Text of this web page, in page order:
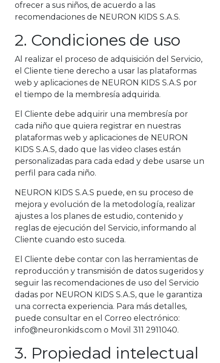
ofrecer a sus niños, de acuerdo a las
recomendaciones de NEURON KIDS S.A.S.
2. Condiciones de uso
Al realizar el proceso de adquisición del Servicio,
el Cliente tiene derecho a usar las plataformas
web y aplicaciones de NEURON KIDS S.A.S por
el tiempo de la membresía adquirida.
El Cliente debe adquirir una membresía por
cada niño que quiera registrar en nuestras
plataformas web y aplicaciones de NEURON
KIDS S.A.S, dado que las video clases están
personalizadas para cada edad y debe usarse un
perfil para cada niño.
NEURON KIDS S.A.S puede, en su proceso de
mejora y evolución de la metodología, realizar
ajustes a los planes de estudio, contenido y
reglas de ejecución del Servicio, informando al
Cliente cuando esto suceda.
El Cliente debe contar con las herramientas de
reproducción y transmisión de datos sugeridos y
seguir las recomendaciones de uso del Servicio
dadas por NEURON KIDS S.A.S, que le garantiza
una correcta experiencia. Para más detalles,
puede consultar en el Correo electrónico:
info@neuronkids.com o Movil 311 2911040.
3. Propiedad intelectual